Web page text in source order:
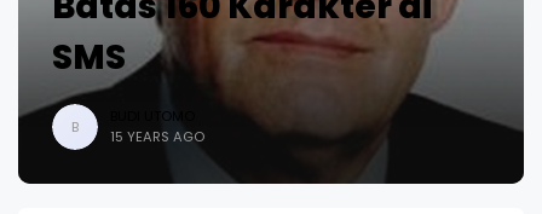
SMS
B
BUDI UTOMO
15 YEARS AGO